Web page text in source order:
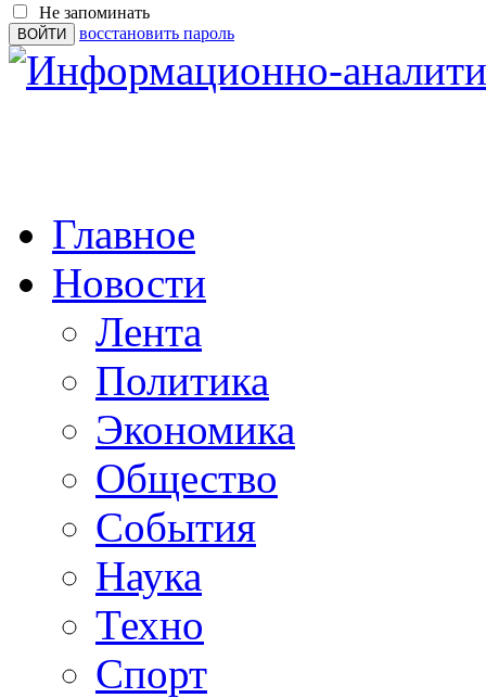
Не запоминать
восстановить пароль
Главное
Новости
Лента
Политика
Экономика
Общество
События
Наука
Техно
Спорт